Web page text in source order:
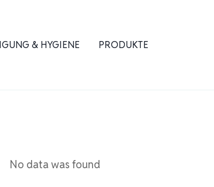
& HYGIENE PRODUKTE
No data was found